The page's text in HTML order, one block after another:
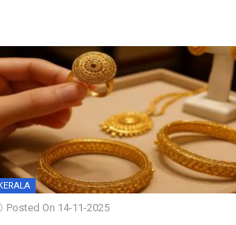
Posted On 14-11-2025